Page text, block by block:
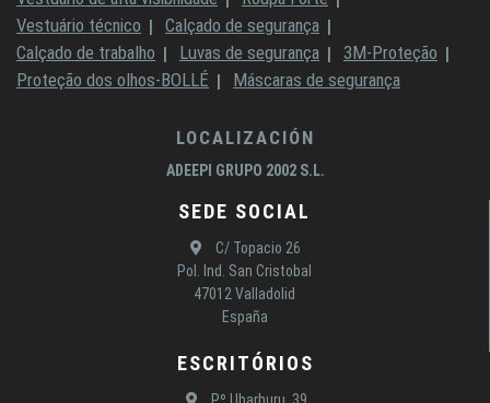
Vestuário técnico
Calçado de segurança
Calçado de trabalho
Luvas de segurança
3M-Proteção
Proteção dos olhos-BOLLÉ
Máscaras de segurança
LOCALIZACIÓN
ADEEPI GRUPO 2002 S.L.
SEDE SOCIAL
C/ Topacio 26
Pol. Ind. San Cristobal
47012 Valladolid
España
ESCRITÓRIOS